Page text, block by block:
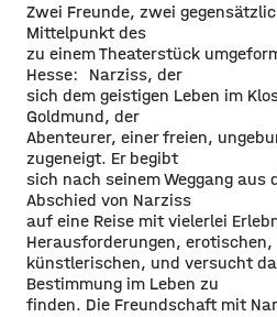
Zwei Freunde, zwei
Mittelpunkt des
zu einem Theaterstück
Hesse: Narziss, der
sich dem geistigen Leben im
Goldmund, der
Abenteurer, einer freien,
zugeneigt. Er begibt
sich nach seinem Weggang aus
Abschied von Narziss
auf eine Reise mit vielerlei
Herausforderungen, erotischen,
künstlerischen, und versucht
Bestimmung im Leben zu
finden. Die Freundschaft mit